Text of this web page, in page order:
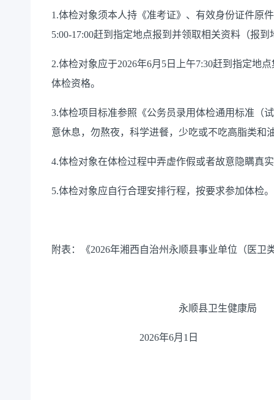
1.体检对象须本人持《准考证》、有效身份证件原
5:00-17:00赶到指定地点报到并领取相关资料（报
2.体检对象应于2026年6月5日上午7:30赶到指定地
体检资格。
3.体检项目标准参照《公务员录用体检通用标准（
意休息，勿熬夜，科学进餐，少吃或不吃高脂类和
4.体检对象在体检过程中弄虚作假或者故意隐瞒真
5.体检对象应自行合理安排行程，按要求参加体检
附表：《2026年湘西自治州永顺县事业单位（医
永顺县卫生健康局
2026年6月1日